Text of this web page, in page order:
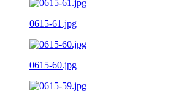
0615-61.jpg
0615-60.jpg